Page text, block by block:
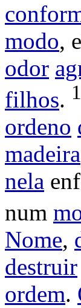
modo,
odor
filhos.
ordeno
madeira
nela
num
Nome,
destruir
ordem.